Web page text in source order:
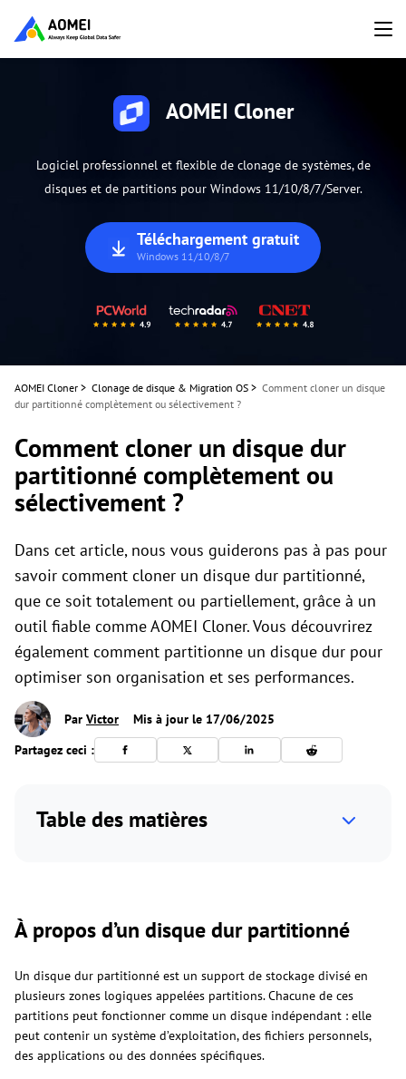
AOMEI Cloner
Logiciel professionnel et flexible de clonage de systèmes, de
disques et de partitions pour Windows 11/10/8/7/Server.
Téléchargement gratuit
Windows 11/10/8/7
AOMEI Cloner > Clonage de disque & Migration OS > Comment cloner un disque
dur partitionné complètement ou sélectivement ?
Comment cloner un disque dur
partitionné complètement ou
sélectivement ?
Dans cet article, nous vous guiderons pas à pas pour
savoir comment cloner un disque dur partitionné,
que ce soit totalement ou partiellement, grâce à un
outil fiable comme AOMEI Cloner. Vous découvrirez
également comment partitionne un disque dur pour
optimiser son organisation et ses performances.
Par Victor
Mis à jour le 17/06/2025
Partagez ceci :
Table des matières
À propos d’un disque dur partitionné
Un disque dur partitionné est un support de stockage divisé en
plusieurs zones logiques appelées partitions. Chacune de ces
partitions peut fonctionner comme un disque indépendant : elle
peut contenir un système d’exploitation, des fichiers personnels,
des applications ou des données spécifiques.